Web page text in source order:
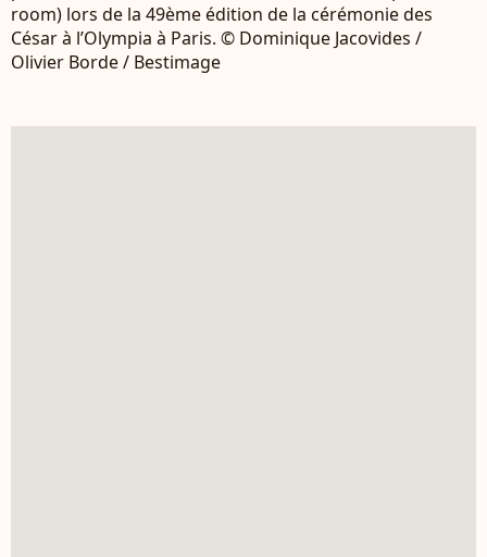
room) lors de la 49ème édition de la cérémonie des
César à l’Olympia à Paris. © Dominique Jacovides /
Olivier Borde / Bestimage